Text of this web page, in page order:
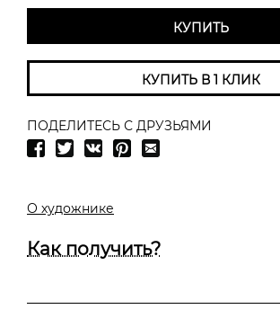
КУПИТЬ
КУПИТЬ В 1 КЛИК
ПОДЕЛИТЕСЬ С ДРУЗЬЯМИ
О художнике
Как получить?